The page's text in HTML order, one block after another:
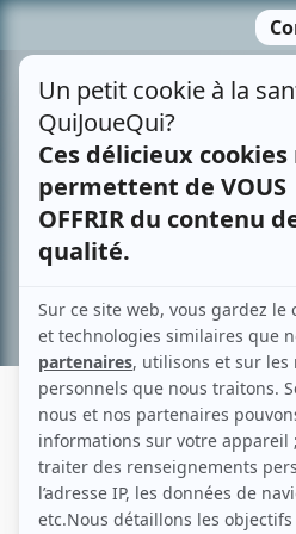
contenu
ÉLOI COUSINEAU
Liens
Fiche de Éloi Cousineau sur Showbizz.net